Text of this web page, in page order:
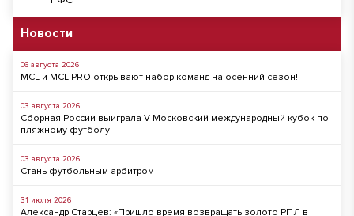
Новости
06 августа 2026
MCL и MCL PRO открывают набор команд на осенний сезон!
03 августа 2026
Сборная России выиграла V Московский международный кубок по
пляжному футболу
03 августа 2026
Стань футбольным арбитром
31 июля 2026
Александр Старцев: «Пришло время возвращать золото РПЛ в